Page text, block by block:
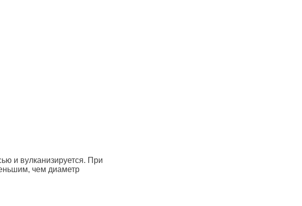
и вулканизируется. При
чем диаметр